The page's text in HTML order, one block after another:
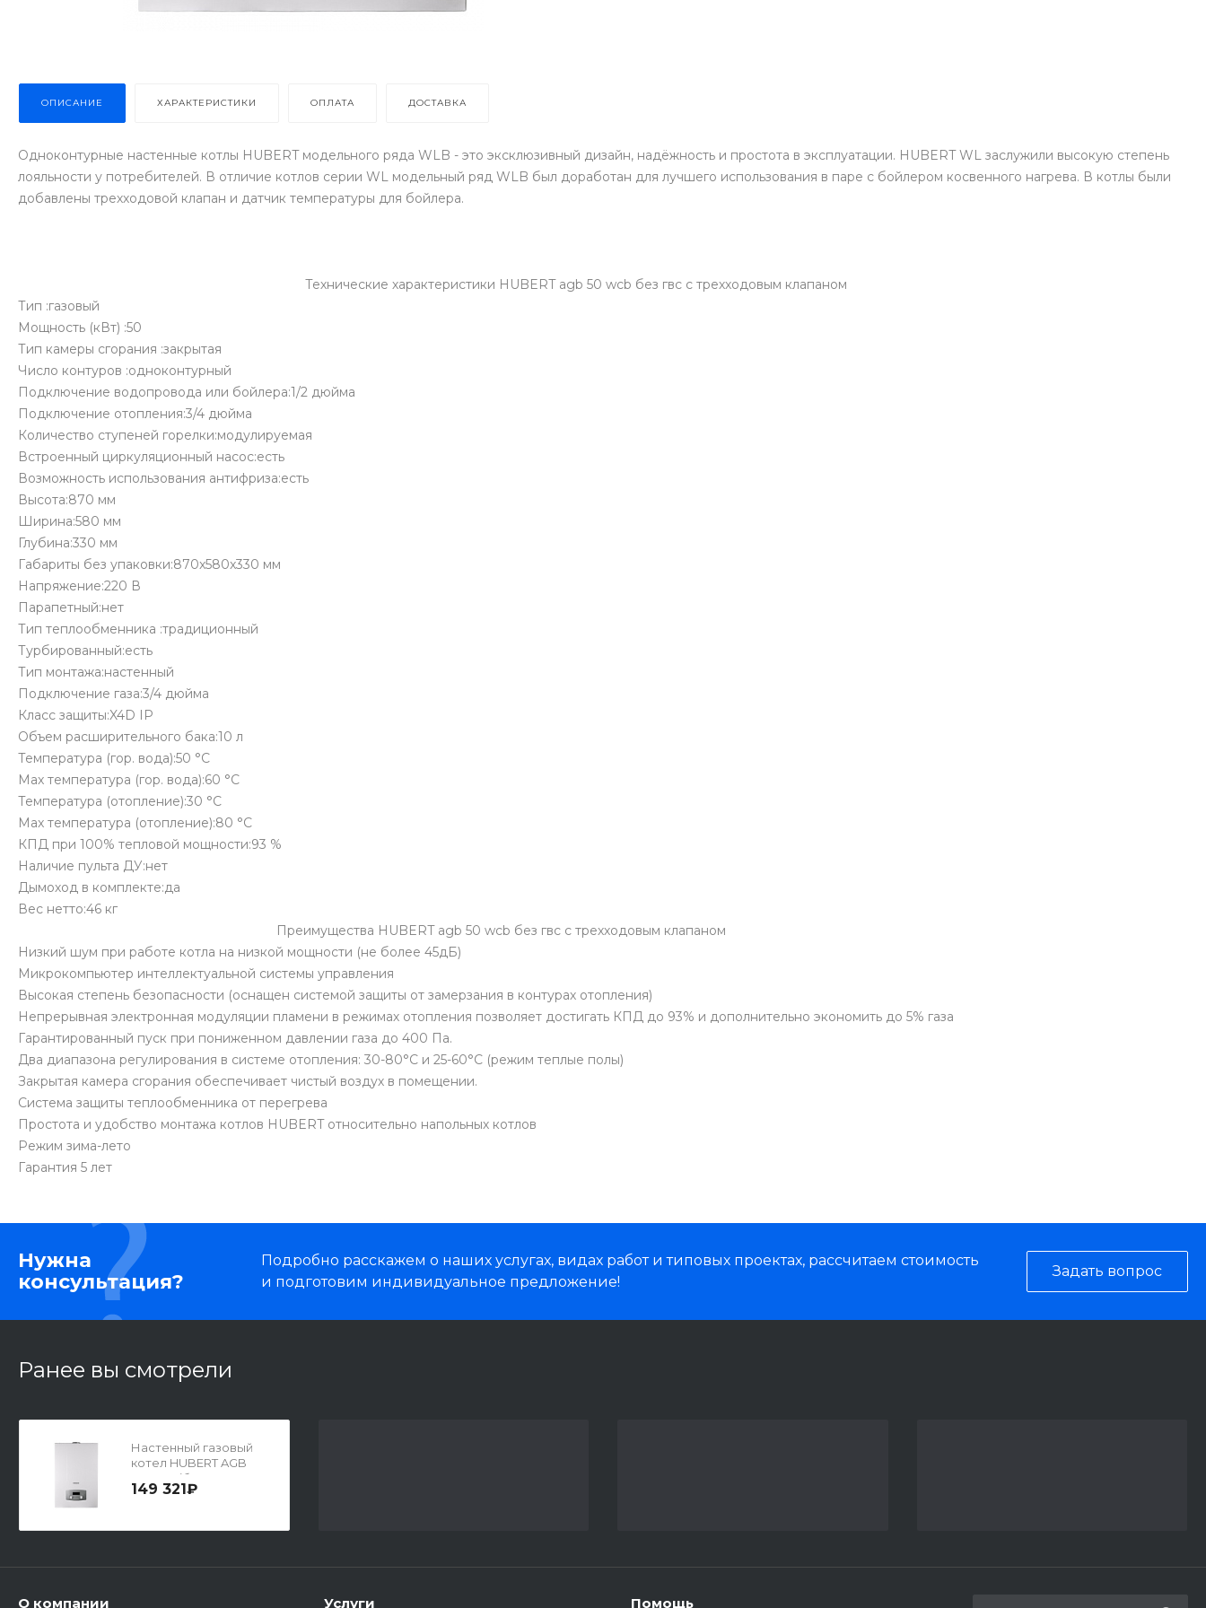
ОПИСАНИЕ ХАРАКТЕРИСТИКИ ОПЛАТА ДОСТАВКА
Одноконтурные настенные котлы HUBERT модельного ряда WLB - это эксклюзивный дизайн, надёжность и простота в эксплуатации. HUBERT WL заслужили высокую степень
лояльности у потребителей. В отличие котлов серии WL модельный ряд WLB был доработан для лучшего использования в паре с бойлером косвенного нагрева. В котлы были
добавлены трехходовой клапан и датчик температуры для бойлера.
Технические характеристики HUBERT agb 50 wcb без гвс с трехходовым клапаном
Тип :газовый
Мощность (кВт) :50
Тип камеры сгорания :закрытая
Число контуров :одноконтурный
Подключение водопровода или бойлера:1/2 дюйма
Подключение отопления:3/4 дюйма
Количество ступеней горелки:модулируемая
Встроенный циркуляционный насос:есть
Возможность использования антифриза:есть
Высота:870 мм
Ширина:580 мм
Глубина:330 мм
Габариты без упаковки:870x580x330 мм
Напряжение:220 В
Парапетный:нет
Тип теплообменника :традиционный
Турбированный:есть
Тип монтажа:настенный
Подключение газа:3/4 дюйма
Класс защиты:X4D IP
Объем расширительного бака:10 л
Температура (гор. вода):50 °С
Max температура (гор. вода):60 °С
Температура (отопление):30 °С
Max температура (отопление):80 °С
КПД при 100% тепловой мощности:93 %
Наличие пульта ДУ:нет
Дымоход в комплекте:да
Вес нетто:46 кг
Преимущества HUBERT agb 50 wcb без гвс с трехходовым клапаном
Низкий шум при работе котла на низкой мощности (не более 45дБ)
Микрокомпьютер интеллектуальной системы управления
Высокая степень безопасности (оснащен системой защиты от замерзания в контурах отопления)
Непрерывная электронная модуляции пламени в режимах отопления позволяет достигать КПД до 93% и дополнительно экономить до 5% газа
Гарантированный пуск при пониженном давлении газа до 400 Па.
Два диапазона регулирования в системе отопления: 30-80°C и 25-60°С (режим теплые полы)
Закрытая камера сгорания обеспечивает чистый воздух в помещении.
Система защиты теплообменника от перегрева
Простота и удобство монтажа котлов HUBERT относительно напольных котлов
Режим зима-лето
Гарантия 5 лет
Нужна
консультация?
Подробно расскажем о наших услугах, видах работ и типовых проектах, рассчитаем стоимость
и подготовим индивидуальное предложение!
Задать вопрос
Ранее вы смотрели
Настенный газовый
котел HUBERT AGB
50WCB (без ГВС с
трёхходовым
149 321₽
О компании Услуги Помощь